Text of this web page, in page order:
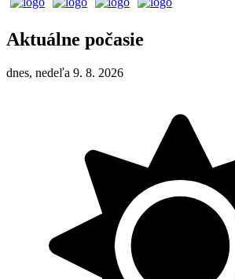
Aktuálne počasie
dnes, nedeľa 9. 8. 2026